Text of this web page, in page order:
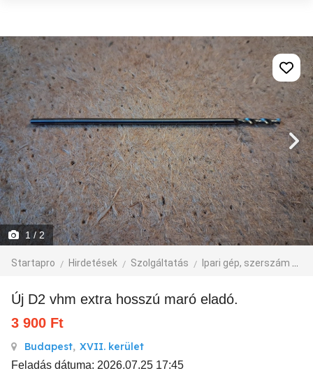
1 / 2
Startapro Hirdetések Szolgáltatás Ipari gép, szerszám
Új D2 vhm extra hosszú maró eladó.
3 900 Ft
Budapest, XVII. kerület
Feladás dátuma: 2026.07.25 17:45